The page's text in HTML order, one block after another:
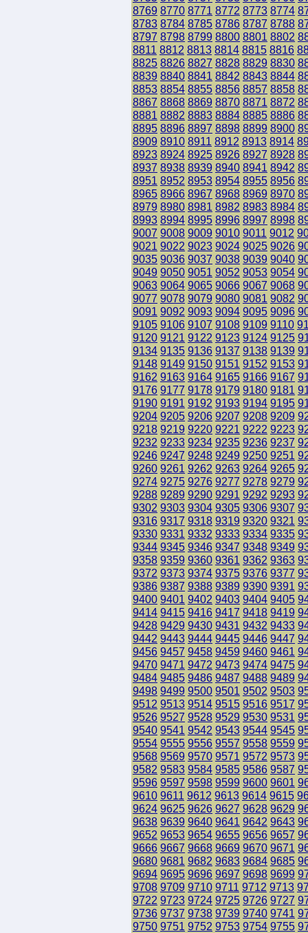
8769 8770 8771 8772 8773 8774
8783 8784 8785 8786 8787 8788
8797 8798 8799 8800 8801 8802
8811 8812 8813 8814 8815 8816
8825 8826 8827 8828 8829 8830
8839 8840 8841 8842 8843 8844
8853 8854 8855 8856 8857 8858
8867 8868 8869 8870 8871 8872
8881 8882 8883 8884 8885 8886
8895 8896 8897 8898 8899 8900
8909 8910 8911 8912 8913 8914
8923 8924 8925 8926 8927 8928
8937 8938 8939 8940 8941 8942
8951 8952 8953 8954 8955 8956
8965 8966 8967 8968 8969 8970
8979 8980 8981 8982 8983 8984
8993 8994 8995 8996 8997 8998
9007 9008 9009 9010 9011 9012
9021 9022 9023 9024 9025 9026
9035 9036 9037 9038 9039 9040
9049 9050 9051 9052 9053 9054
9063 9064 9065 9066 9067 9068
9077 9078 9079 9080 9081 9082
9091 9092 9093 9094 9095 9096
9105 9106 9107 9108 9109 9110
9120 9121 9122 9123 9124 9125
9134 9135 9136 9137 9138 9139
9148 9149 9150 9151 9152 9153
9162 9163 9164 9165 9166 9167
9176 9177 9178 9179 9180 9181
9190 9191 9192 9193 9194 9195
9204 9205 9206 9207 9208 9209
9218 9219 9220 9221 9222 9223
9232 9233 9234 9235 9236 9237
9246 9247 9248 9249 9250 9251
9260 9261 9262 9263 9264 9265
9274 9275 9276 9277 9278 9279
9288 9289 9290 9291 9292 9293
9302 9303 9304 9305 9306 9307
9316 9317 9318 9319 9320 9321
9330 9331 9332 9333 9334 9335
9344 9345 9346 9347 9348 9349
9358 9359 9360 9361 9362 9363
9372 9373 9374 9375 9376 9377
9386 9387 9388 9389 9390 9391
9400 9401 9402 9403 9404 9405
9414 9415 9416 9417 9418 9419
9428 9429 9430 9431 9432 9433
9442 9443 9444 9445 9446 9447
9456 9457 9458 9459 9460 9461
9470 9471 9472 9473 9474 9475
9484 9485 9486 9487 9488 9489
9498 9499 9500 9501 9502 9503
9512 9513 9514 9515 9516 9517
9526 9527 9528 9529 9530 9531
9540 9541 9542 9543 9544 9545
9554 9555 9556 9557 9558 9559
9568 9569 9570 9571 9572 9573
9582 9583 9584 9585 9586 9587
9596 9597 9598 9599 9600 9601
9610 9611 9612 9613 9614 9615
9624 9625 9626 9627 9628 9629
9638 9639 9640 9641 9642 9643
9652 9653 9654 9655 9656 9657
9666 9667 9668 9669 9670 9671
9680 9681 9682 9683 9684 9685
9694 9695 9696 9697 9698 9699
9708 9709 9710 9711 9712 9713
9722 9723 9724 9725 9726 9727
9736 9737 9738 9739 9740 9741
9750 9751 9752 9753 9754 9755